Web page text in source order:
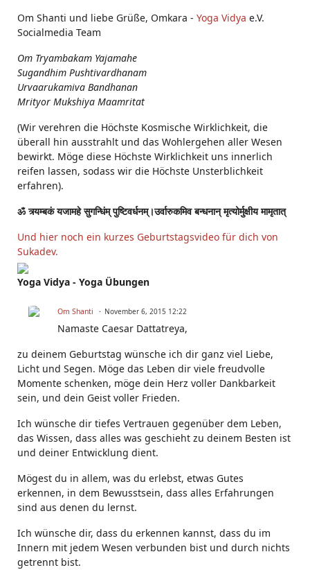
Om Shanti und liebe Grüße, Omkara - Yoga Vidya e.V.
Socialmedia Team
Om Tryambakam Yajamahe
Sugandhim Pushtivardhanam
Urvaarukamiva Bandhanan
Mrityor Mukshiya Maamritat
(Wir verehren die Höchste Kosmische Wirklichkeit, die
überall hin ausstrahlt und das Wohlergehen aller Wesen
bewirkt. Möge diese Höchste Wirklichkeit uns innerlich
reifen lassen, sodass wir die Höchste Unsterblichkeit
erfahren).
ॐ त्र्यम्बकं यजामहे सुगन्धिंम् पुष्टिवर्धनम्।उर्वारुकमिव बन्धनान् मृत्योर्मुक्षीय मामृतात्
Und hier noch ein kurzes Geburtstagsvideo für dich von
Sukadev.
Yoga Vidya - Yoga Übungen
Om Shanti November 6, 2015 12:22
Namaste Caesar Dattatreya,
zu deinem Geburtstag wünsche ich dir ganz viel Liebe,
Licht und Segen. Möge das Leben dir viele freudvolle
Momente schenken, möge dein Herz voller Dankbarkeit
sein, und dein Geist voller Frieden.
Ich wünsche dir tiefes Vertrauen gegenüber dem Leben,
das Wissen, dass alles was geschieht zu deinem Besten ist
und deiner Entwicklung dient.
Mögest du in allem, was du erlebst, etwas Gutes
erkennen, in dem Bewusstsein, dass alles Erfahrungen
sind aus denen du lernst.
Ich wünsche dir, dass du erkennen kannst, dass du im
Innern mit jedem Wesen verbunden bist und durch nichts
getrennt bist.